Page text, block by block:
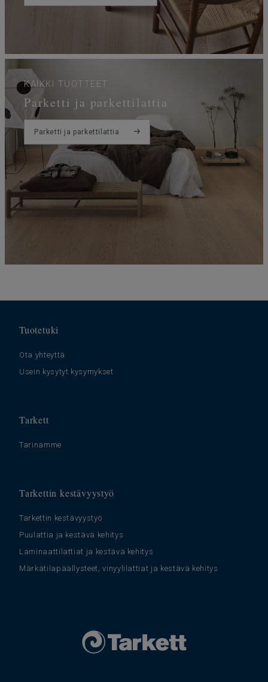
KAIKKI TUOTTEET
Parketti ja parkettilattia
Parketti ja parkettilattia
Tuotetuki
Ota yhteyttä
Usein kysytyt kysymykset
Tarkett
Tarinamme
Tarkettin kestävyystyö
Tarkettin kestävyystyö
Puulattia ja kestävä kehitys
Laminaattilattiat ja kestävä kehitys
Märkätilapäällysteet, vinyylilattiat ja kestävä kehitys